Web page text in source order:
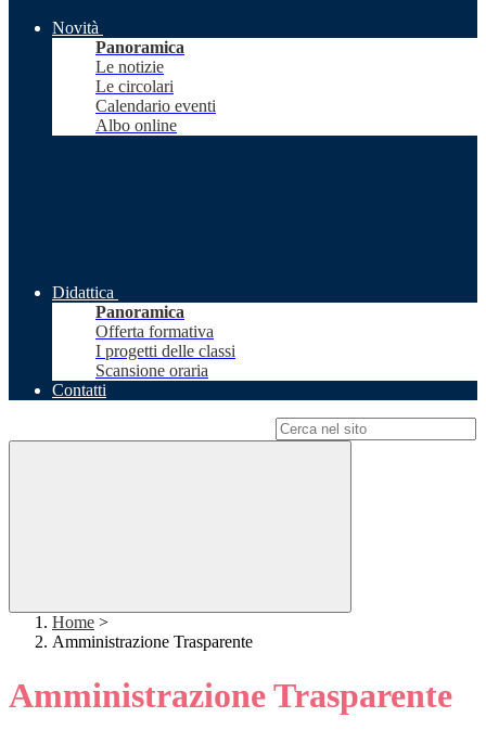
Novità
Panoramica
Le notizie
Le circolari
Calendario eventi
Albo online
Didattica
Panoramica
Offerta formativa
I progetti delle classi
Scansione oraria
Contatti
Home >
Amministrazione Trasparente
Amministrazione Trasparente